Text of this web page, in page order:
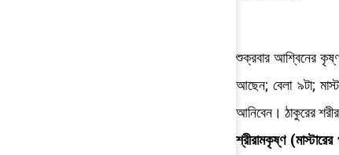
শুক্রবার আশ্বিনের
আছেন; বেলা ৯টা;
আনিবেন। ঠাকুরের
শ্রীরামকৃষ্ণ